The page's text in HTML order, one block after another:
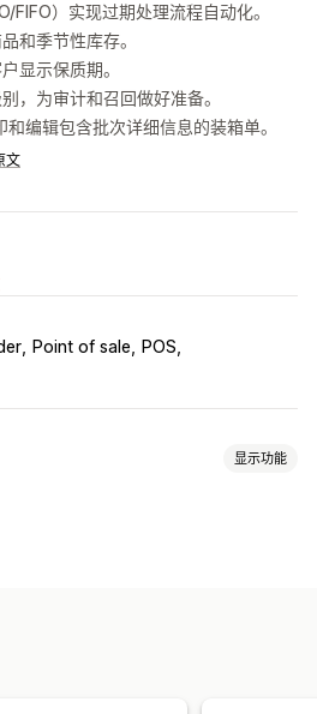
FIFO）实现过期处理流程自动化。
和季节性库存。
显示保质期。
，为审计和召回做好准备。
编辑包含批次详细信息的装箱单。
文
Point of sale
POS
显示功能